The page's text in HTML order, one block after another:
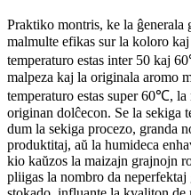
Praktiko montris, ke la
malmulte efikas sur la koloro
temperaturo estas inter 50 kaj
malpeza kaj la originala aromo
temperaturo estas super 60℃, la
originan dolĉecon. Se la sekiga
dum la sekiga procezo, granda
produktitaj, aŭ la humideca
kio kaŭzos la maizajn grajnojn
pliigas la nombro da